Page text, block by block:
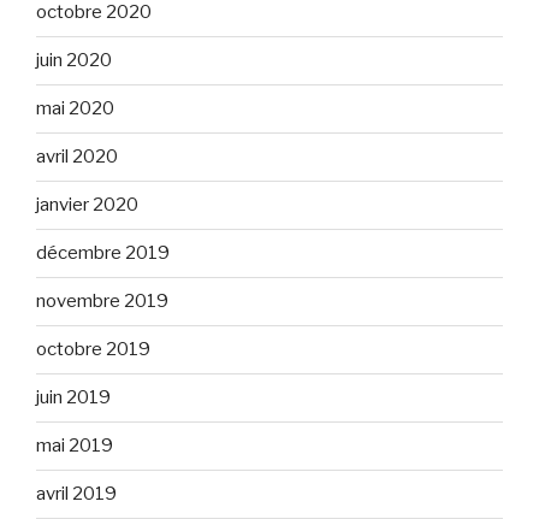
octobre 2020
juin 2020
mai 2020
avril 2020
janvier 2020
décembre 2019
novembre 2019
octobre 2019
juin 2019
mai 2019
avril 2019